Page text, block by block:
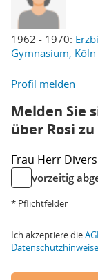
1962 - 1970:
Gymnasium, Köln
Profil melden
Melden Sie
über Rosi
Frau Herr Divers
vorzeitig
* Pflichtfelder
Ich akzeptiere die
Datenschutzhinweise